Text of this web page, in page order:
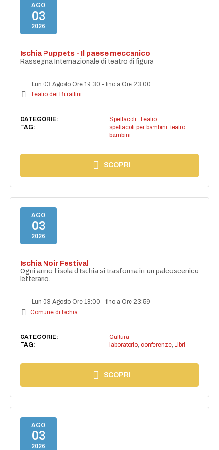
AGO
03
2026
Ischia Puppets - Il paese meccanico
Rassegna Internazionale di teatro di figura
Lun 03 Agosto Ore 19:30 -fino a Ore 23:00
Teatro dei Burattini
CATEGORIE: Spettacoli, Teatro
TAG:
spettacoli per bambini, teatro
bambini
SCOPRI
AGO
03
2026
Ischia Noir Festival
Ogni anno l’isola d’Ischia si trasforma in un palcoscenico
letterario.
Lun 03 Agosto Ore 18:00 -fino a Ore 23:59
Comune di Ischia
CATEGORIE:
Cultura
TAG:
laboratorio, conferenze, Libri
SCOPRI
AGO
03
2026